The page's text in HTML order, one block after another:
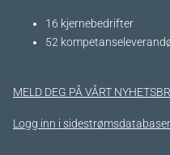
16 kjernebedrifter​
52
MELD DEG PÅ VÅRT
Logg inn i